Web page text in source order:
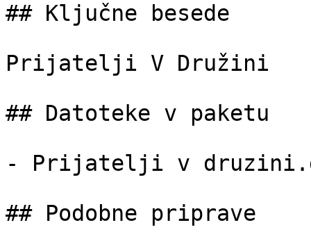
## Ključne besede
Prijatelji V Družini
## Datoteke v paketu
- Prijatelji v
## Podobne priprave